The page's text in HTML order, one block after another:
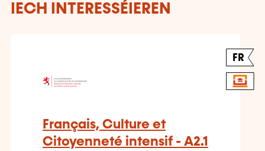
IECH INTERESSÉIEREN
FR
Français, Culture et
Citoyenneté intensif - A2.1